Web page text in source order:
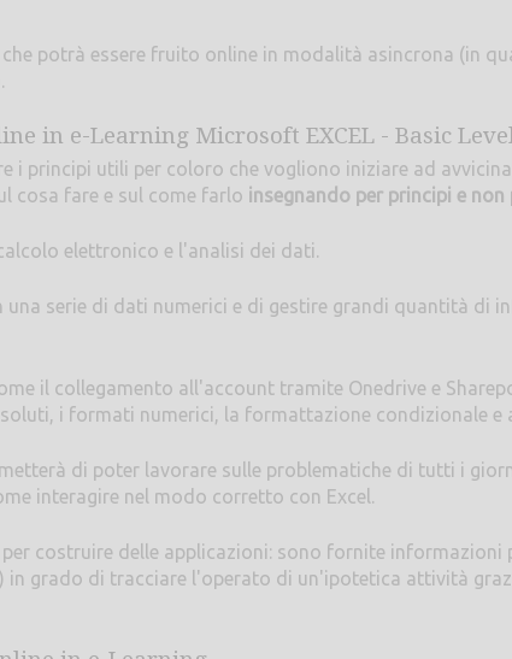
che potrà essere fruito online in modalità asincrona (in
in e-Learning Microsoft EXCEL - Basic
i principi utili per coloro che vogliono iniziare ad
cosa fare e sul come farlo insegnando per principi e non
elettronico e l'analisi dei dati.
una serie di dati numerici e di gestire grandi quantità di
il collegamento all'account tramite Onedrive e
i formati numerici, la formattazione condizionale e
di poter lavorare sulle problematiche di tutti i
interagire nel modo corretto con Excel.
costruire delle applicazioni: sono fornite informazioni
in grado di tracciare l'operato di un'ipotetica attività